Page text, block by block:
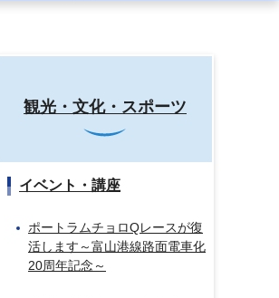
観光・文化・スポーツ
イベント・講座
ポートラムチョロQレースが復
活します～富山港線路面電車化
20周年記念～